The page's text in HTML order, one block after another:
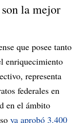
la mejor
que posee tanto
enriquecimiento
representa
federales en
en el ámbito
ya aprobó 3.400